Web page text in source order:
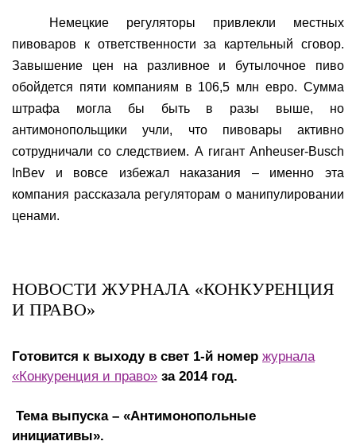
Немецкие регуляторы привлекли местных
пивоваров к ответственности за картельный сговор.
Завышение цен на разливное и бутылочное пиво
обойдется пяти компаниям в 106,5 млн евро. Сумма
штрафа могла бы быть в разы выше, но
антимонопольщики учли, что пивовары активно
сотрудничали со следствием. А гигант Anheuser-Busch
InBev и вовсе избежал наказания – именно эта
компания рассказала регуляторам о манипулировании
ценами.
НОВОСТИ ЖУРНАЛА «КОНКУРЕНЦИЯ
И ПРАВО»
Готовится к выходу в свет 1-й номер журнала
«Конкуренция и право» за 2014 год.
Тема выпуска – «Антимонопольные
инициативы».